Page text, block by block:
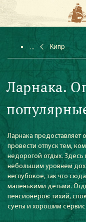
Кипр
Ларнака.
Ларнака предоставляет
провести отпуск тем,
недорогой отдых. Здесь
небольшим уровнем
неглубокое, так что
маленькими детьми.
пенсионеров: тихий,
суеты и хорошим